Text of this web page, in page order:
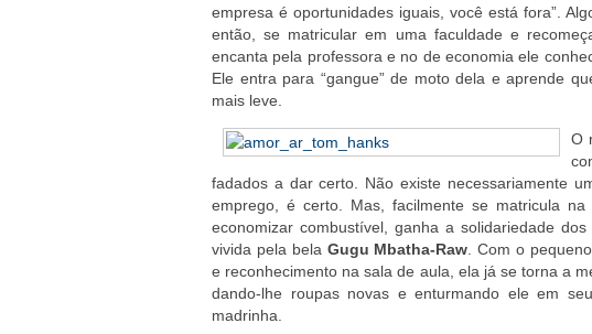
empresa é oportunidades iguais, você está fora”.
então, se matricular em uma faculdade e
encanta pela professora e no de economia ele
Ele entra para “gangue” de moto dela e aprende
mais leve.
O
fadados a dar certo. Não existe necessariamente
emprego, é certo. Mas, facilmente se matricula
economizar combustível, ganha a solidariedade
vivida pela bela Gugu Mbatha-Raw . Com o
e reconhecimento na sala de aula, ela já se torna a
dando-lhe roupas novas e enturmando ele em
madrinha.